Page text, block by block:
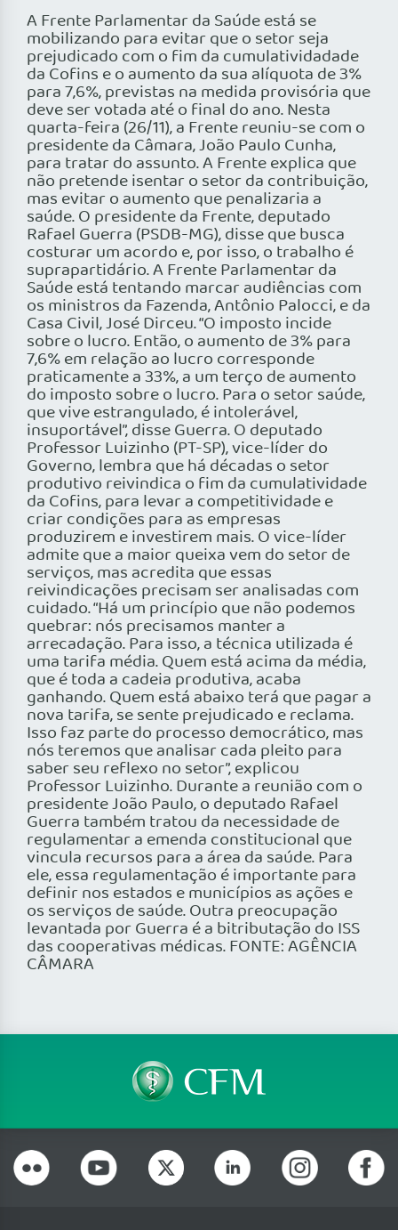
A Frente Parlamentar da Saúde está se
mobilizando para evitar que o setor seja
prejudicado com o fim da cumulatividadade
da Cofins e o aumento da sua alíquota de 3%
para 7,6%, previstas na medida provisória que
deve ser votada até o final do ano. Nesta
quarta-feira (26/11), a Frente reuniu-se com o
presidente da Câmara, João Paulo Cunha,
para tratar do assunto. A Frente explica que
não pretende isentar o setor da contribuição,
mas evitar o aumento que penalizaria a
saúde. O presidente da Frente, deputado
Rafael Guerra (PSDB-MG), disse que busca
costurar um acordo e, por isso, o trabalho é
suprapartidário. A Frente Parlamentar da
Saúde está tentando marcar audiências com
os ministros da Fazenda, Antônio Palocci, e da
Casa Civil, José Dirceu. “O imposto incide
sobre o lucro. Então, o aumento de 3% para
7,6% em relação ao lucro corresponde
praticamente a 33%, a um terço de aumento
do imposto sobre o lucro. Para o setor saúde,
que vive estrangulado, é intolerável,
insuportável”, disse Guerra. O deputado
Professor Luizinho (PT-SP), vice-líder do
Governo, lembra que há décadas o setor
produtivo reivindica o fim da cumulatividade
da Cofins, para levar a competitividade e
criar condições para as empresas
produzirem e investirem mais. O vice-líder
admite que a maior queixa vem do setor de
serviços, mas acredita que essas
reivindicações precisam ser analisadas com
cuidado. “Há um princípio que não podemos
quebrar: nós precisamos manter a
arrecadação. Para isso, a técnica utilizada é
uma tarifa média. Quem está acima da média,
que é toda a cadeia produtiva, acaba
ganhando. Quem está abaixo terá que pagar a
nova tarifa, se sente prejudicado e reclama.
Isso faz parte do processo democrático, mas
nós teremos que analisar cada pleito para
saber seu reflexo no setor”, explicou
Professor Luizinho. Durante a reunião com o
presidente João Paulo, o deputado Rafael
Guerra também tratou da necessidade de
regulamentar a emenda constitucional que
vincula recursos para a área da saúde. Para
ele, essa regulamentação é importante para
definir nos estados e municípios as ações e
os serviços de saúde. Outra preocupação
levantada por Guerra é a bitributação do ISS
das cooperativas médicas. FONTE: AGÊNCIA
CÂMARA